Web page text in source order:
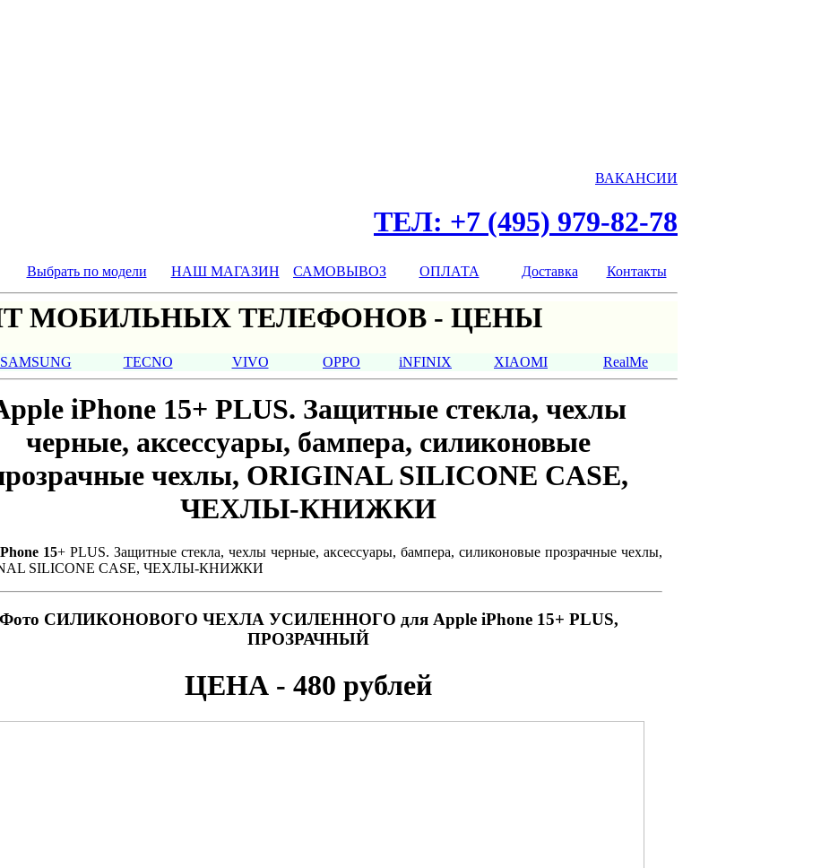
ВАКАНСИИ
ТЕЛ: +7 (495) 979-82-78
Выбрать по модели НАШ МАГАЗИН САМОВЫВОЗ ОПЛАТА Доставка Контакты
МОБИЛЬНЫХ ТЕЛЕФОНОВ - ЦЕНЫ
SAMSUNG TECNO VIVO OPPO iNFINIX XIAOMI RealMe
iPhone 15+ PLUS. Защитные стекла, чехлы
черные, аксессуары, бампера, силиконовые
чехлы, ORIGINAL SILICONE CASE,
ЧЕХЛЫ-КНИЖКИ
15+ PLUS. Защитные стекла, чехлы черные, аксессуары, бампера, силиконовые прозрачные чехлы,
SILICONE CASE, ЧЕХЛЫ-КНИЖКИ
Фото СИЛИКОНОВОГО ЧЕХЛА УСИЛЕННОГО для Apple iPhone 15+ PLUS,
ПРОЗРАЧНЫЙ
ЦЕНА - 480 рублей